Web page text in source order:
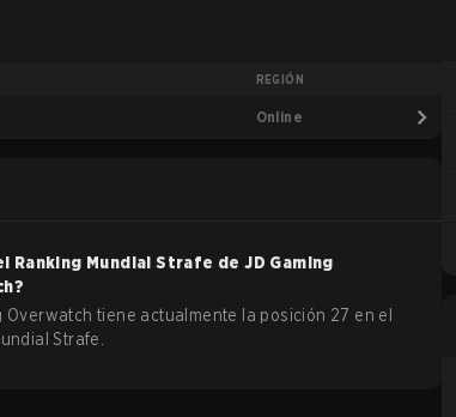
REGIÓN
Online
Ranking Mundial Strafe deJD Gaming
?
Overwatch tiene actualmente la posición 27 en el
Strafe.